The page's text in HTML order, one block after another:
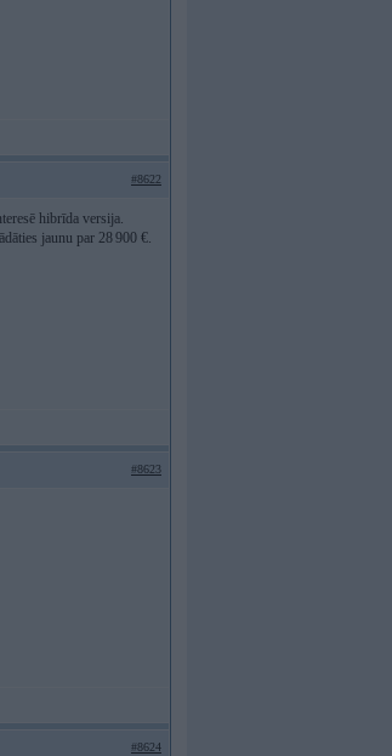
#8622
hibrīda versija.
jaunu par 28 900 €.
#8623
#8624